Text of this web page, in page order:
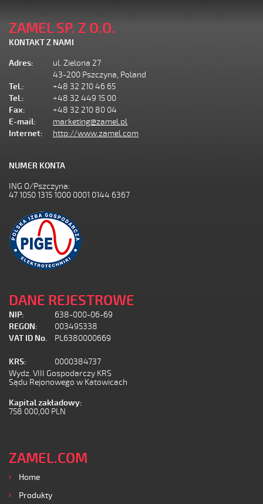
ZAMEL SP. Z O.O.
KONTAKT Z NAMI
Adres:
ul. Zielona 27
43-200 Pszczyna, Poland
Tel.:
+48 32 210 46 65
Tel.:
+48 32 449 15 00
Fax:
+48 32 210 80 04
E-mail:
marketing@zamel.pl
Internet:
http://www.zamel.com
NUMER KONTA
ING O/Pszczyna:
47 1050 1315 1000 0001 0144 6367
DANE REJESTROWE
NIP:
638-000-06-69
REGON:
003495338
VAT ID No.
PL6380000669
KRS:
0000384737
Wydz. VIII Gospodarczy KRS
Sądu Rejonowego w Katowicach
Kapital zakładowy:
758 000,00 PLN
ZAMEL.COM
Home
Produkty